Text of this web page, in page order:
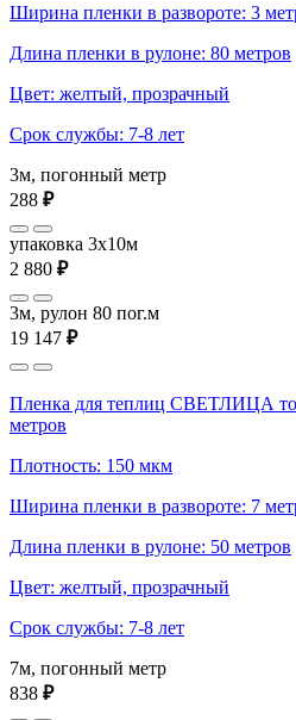
Ширина пленки в развороте: 3
Длина пленки в рулоне: 80 метров
Цвет: желтый, прозрачный
Срок службы: 7-8 лет
3м, погонный метр
288 ₽
упаковка 3x10м
2 880 ₽
3м, рулон 80 пог.м
19 147 ₽
Пленка для теплиц СВЕТЛИЦА
метров
Плотность: 150 мкм
Ширина пленки в развороте: 7
Длина пленки в рулоне: 50 метров
Цвет: желтый, прозрачный
Срок службы: 7-8 лет
7м, погонный метр
838 ₽